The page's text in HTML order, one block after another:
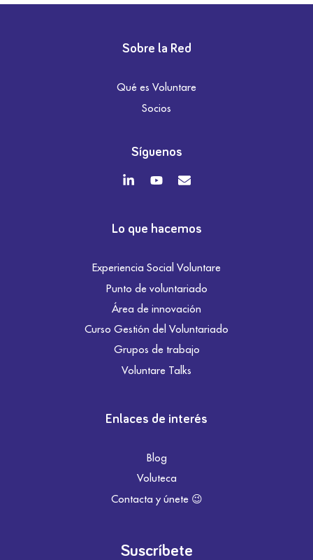
Sobre la Red
Qué es Voluntare
Socios
Síguenos
Lo que hacemos
Experiencia Social Voluntare
Punto de voluntariado
Área de innovación
Curso Gestión del Voluntariado
Grupos de trabajo
Voluntare Talks
Enlaces de interés
Blog
Voluteca
Contacta y únete 😉
Suscríbete